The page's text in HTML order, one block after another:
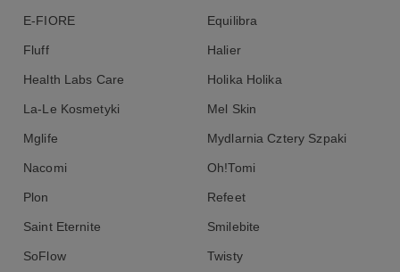
E-FIORE Equilibra
Fluff Halier
Health Labs Care Holika Holika
La-Le Kosmetyki Mel Skin
Mglife Mydlarnia Cztery Szpaki
Nacomi Oh!Tomi
Plon Refeet
Saint Eternite Smilebite
SoFlow Twisty